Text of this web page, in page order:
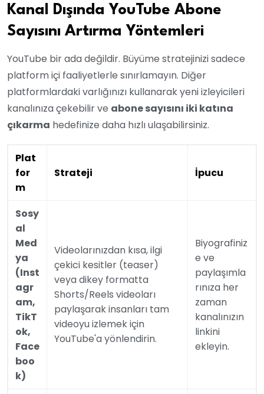
Kanal Dışında YouTube Abone
Sayısını Artırma Yöntemleri
YouTube bir ada değildir. Büyüme stratejinizi sadece
platform içi faaliyetlerle sınırlamayın. Diğer
platformlardaki varlığınızı kullanarak yeni izleyicileri
kanalınıza çekebilir ve abone sayısını iki katına
çıkarma hedefinize daha hızlı ulaşabilirsiniz.
Plat
for
m
Strateji İpucu
Sosy
al
Med
ya
(Inst
agr
am,
TikT
ok,
Face
boo
k)
Videolarınızdan kısa, ilgi
çekici kesitler (teaser)
veya dikey formatta
Shorts/Reels videoları
paylaşarak insanları tam
videoyu izlemek için
YouTube'a yönlendirin.
Biyografiniz
e ve
paylaşımla
rınıza her
zaman
kanalınızın
linkini
ekleyin.